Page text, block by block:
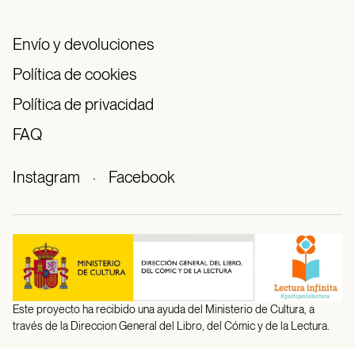
Envío y devoluciones
Política de cookies
Política de privacidad
FAQ
Instagram · Facebook
Este proyecto ha recibido una ayuda del Ministerio de Cultura, a
través de la Direccion General del Libro, del Cómic y de la Lectura.